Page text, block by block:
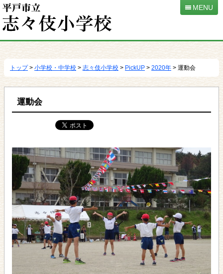
移
MENU
トップ> 小学校・中学校 > 志々伎小学校 > PickUP > 2020年 > 運動会
運動会